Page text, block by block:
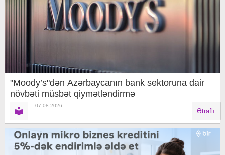
"Moody’s"dən Azərbaycanın bank sektoruna dair
növbəti müsbət qiymətləndirmə
07.08.2026
Ətraflı